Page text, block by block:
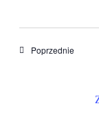
Poprzednie